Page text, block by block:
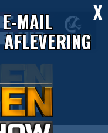
X
E-MAIL